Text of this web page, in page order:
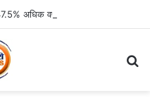
अधिक वर्षा दर्ज